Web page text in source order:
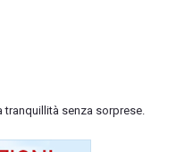
senza sorprese.